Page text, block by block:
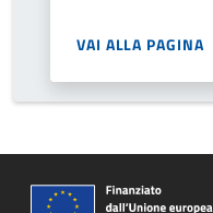
VAI ALLA PAGINA